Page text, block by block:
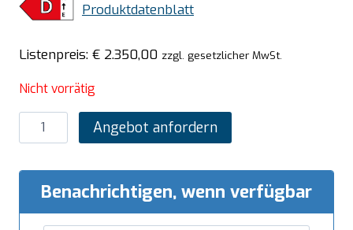
Produktdatenblatt
Listenpreis: € 2.350,00 zzgl. gesetzlicher MwSt.
Nicht vorrätig
SARO
Kühltisch
Angebot anfordern
Benachrichtigen, wenn verfügbar